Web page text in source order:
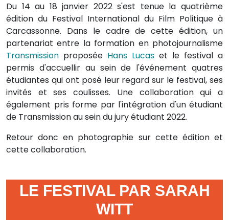
Du 14 au 18 janvier 2022 s'est tenue la quatrième
édition du Festival International du Film Politique à
Carcassonne. Dans le cadre de cette édition, un
partenariat entre la formation en photojournalisme
Transmission proposée Hans Lucas et le festival a
permis d'accuellir au sein de l'événement quatres
étudiantes qui ont posé leur regard sur le festival, ses
invités et ses coulisses. Une collaboration qui a
également pris forme par l'intégration d'un étudiant
de Transmission au sein du jury étudiant 2022.
Retour donc en photographie sur cette édition et
cette collaboration.
LE FESTIVAL PAR SARAH
WITT